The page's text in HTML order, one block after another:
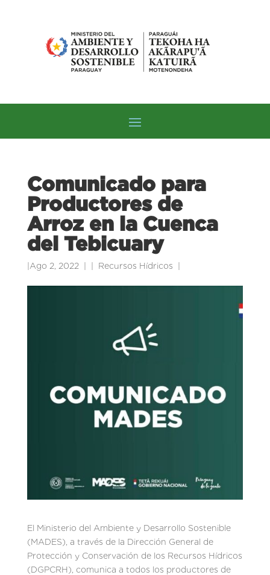
Comunicado para
Productores de
Arroz en la Cuenca
del Tebicuary
Ago 2, 2022 Recursos Hídricos
El Ministerio del Ambiente y Desarrollo Sostenible
(MADES), a través de la Dirección General de
Protección y Conservación de los Recursos Hídricos
(DGPCRH), comunica a todos los productores de